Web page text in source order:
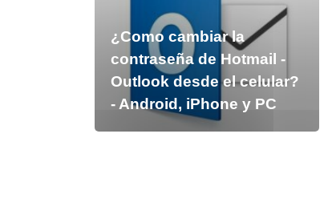
¿Como cambiar la
contraseña de Hotmail -
Outlook desde el celular?
- Android, iPhone y PC